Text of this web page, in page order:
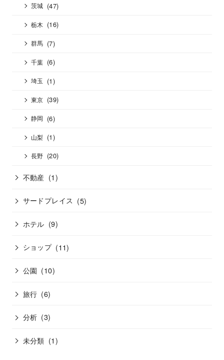
茨城 (47)
栃木 (16)
群馬 (7)
千葉 (6)
埼玉 (1)
東京 (39)
静岡 (6)
山梨 (1)
長野 (20)
不動産 (1)
サードプレイス (5)
ホテル (9)
ショップ (11)
公園 (10)
旅行 (6)
分析 (3)
未分類 (1)